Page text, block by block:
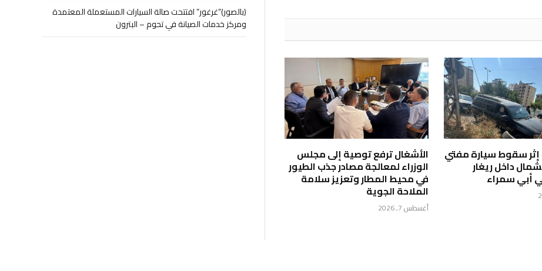
إثر سقوط سيارة مفتي
داخل ريغار
سمراء
الأشغال ترفع توصية إلى مجلس
الوزراء لمعالجة مصادر جذب الطيور
في محيط المطار وتعزيز سلامة
الملاحة الجوية
أغسطس 7, 2026
(بالصور)”غرغور” افتتحت صالة السيارات المستعملة المعتمدة
ومركز خدمات الصيانة في تحوم – البترون